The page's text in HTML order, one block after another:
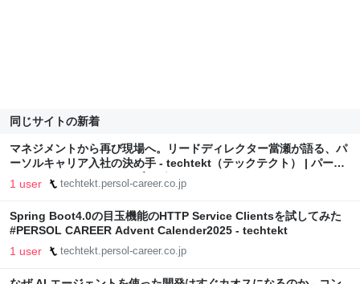
同じサイトの新着
マネジメントから再び現場へ。リードディレクター當瀬が語る、パ
ーソルキャリア入社の決め手 - techtekt（テックテクト） | パーソ
ルキャリアのエンジニアブログ
1 user techtekt.persol-career.co.jp
Spring Boot4.0の目玉機能のHTTP Service Clientsを試してみた
#PERSOL CAREER Advent Calender2025 - techtekt
1 user techtekt.persol-career.co.jp